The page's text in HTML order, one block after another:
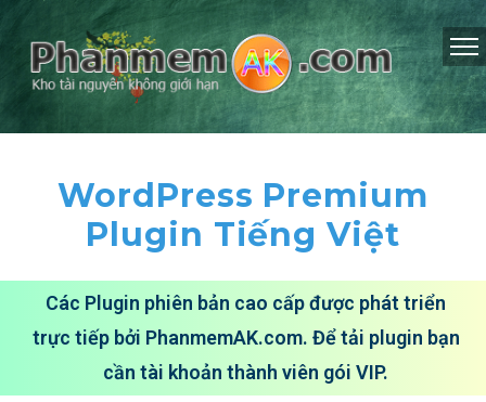
WordPress Premium
Plugin Tiếng Việt
Các Plugin phiên bản cao cấp được phát triển
trực tiếp bởi PhanmemAK.com. Để tải plugin bạn
cần tài khoản thành viên gói VIP.